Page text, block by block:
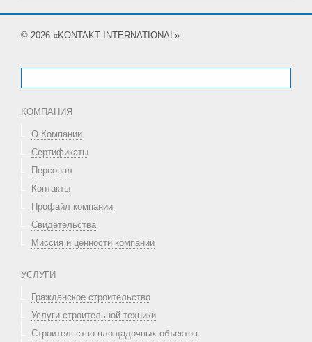
© 2026 «KONTAKT INTERNATIONAL»
КОМПАНИЯ
О Компании
Сертификаты
Персонал
Контакты
Профайл компании
Свидетельства
Миссия и ценности компании
УСЛУГИ
Гражданское строительство
Услуги строительной техники
Строительство площадочных объектов